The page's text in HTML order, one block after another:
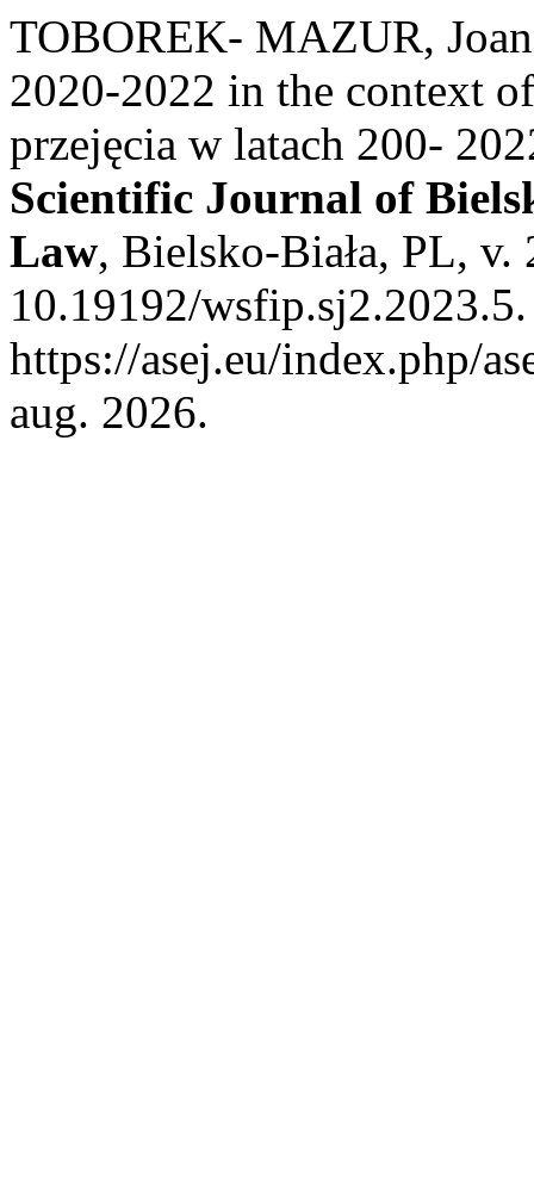
TOBOREK- MAZUR,
2020-2022 in the context
przejęcia w latach 200-
Scientific Journal of
Law, Bielsko-Biała, PL,
10.19192/
https://asej.eu/index.php/
aug. 2026.